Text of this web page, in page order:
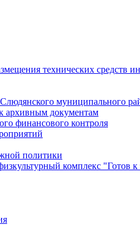
технических средств
муниципального
архивным документам
финансового контроля
политики
комплекс "Готов